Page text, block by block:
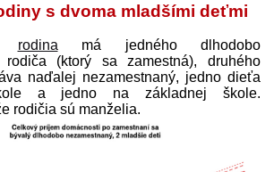
s dvoma mladšími deťmi
rodinamá jedného dlhodobo
rodiča (ktorý sa zamestná), druhého
naďalej nezamestnaný, jedno dieťa
a jedno na základnej škole.
rodičia sú manželia.